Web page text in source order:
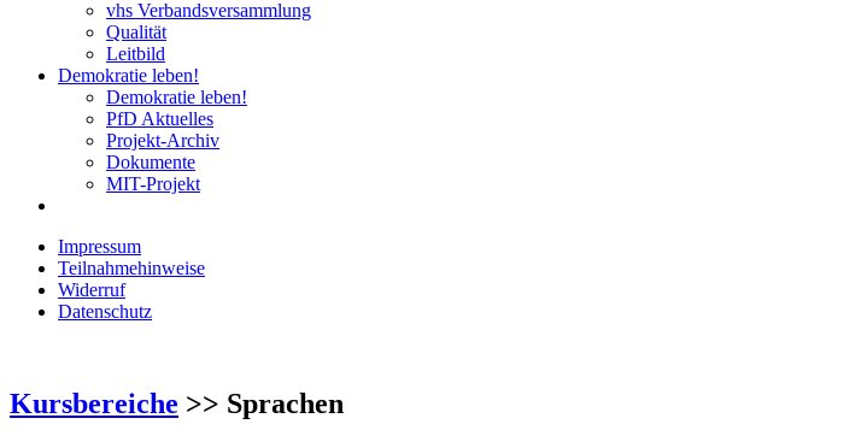
vhs Verbandsversammlung
Qualität
Leitbild
Demokratie leben!
Demokratie leben!
PfD Aktuelles
Projekt-Archiv
Dokumente
MIT-Projekt
Impressum
Teilnahmehinweise
Widerruf
Datenschutz
Kursbereiche >> Sprachen